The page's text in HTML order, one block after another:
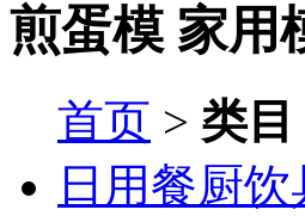
煎蛋模 家用
首页 > 类目
日用餐厨饮